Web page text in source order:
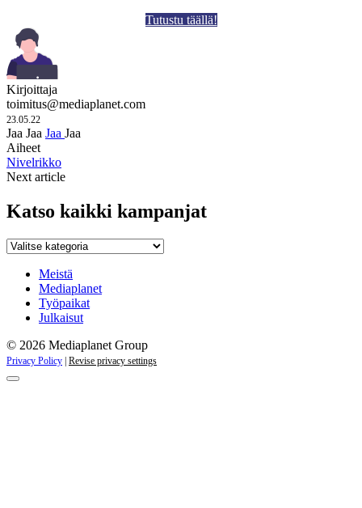
Tutustu täällä!
Kirjoittaja
toimitus@mediaplanet.com
23.05.22
Jaa Jaa Jaa Jaa
Aiheet
Nivelrikko
Next article
Katso kaikki kampanjat
Katso
kampanjat
Meistä
Mediaplanet
Työpaikat
Julkaisut
© 2026 Mediaplanet Group
Privacy Policy Revise privacy settings